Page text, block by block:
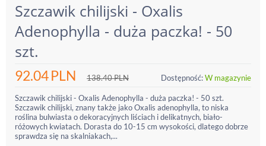
Szczawik chilijski - Oxalis
Adenophylla - duża paczka! - 50
szt.
92.04PLN 138.40PLN Dostępność:W magazynie
Szczawik chilijski - Oxalis Adenophylla - duża paczka! - 50 szt.
Szczawik chilijski, znany także jako Oxalis adenophylla, to niska
roślina bulwiasta o dekoracyjnych liściach i delikatnych, biało-
różowych kwiatach. Dorasta do 10-15 cm wysokości, dlatego dobrze
sprawdza się na skalniakach,...